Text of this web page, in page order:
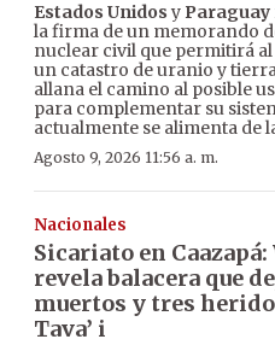
Estados Unidos y Paraguay
la firma de un memorando
nuclear civil que permitirá
un catastro de uranio y
allana el camino al posible
para complementar su
actualmente se alimenta de
Agosto 9, 2026 11:56 a. m.
Nacionales
Sicariato en
revela balacera que
muertos y tres
Tava’ i